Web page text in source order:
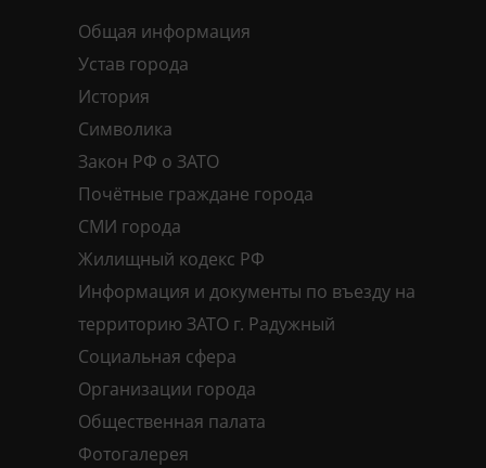
Общая информация
Устав города
История
Символика
Закон РФ о ЗАТО
Почётные граждане города
СМИ города
Жилищный кодекс РФ
Информация и документы по въезду на
территорию ЗАТО г. Радужный
Социальная сфера
Организации города
Общественная палата
Фотогалерея